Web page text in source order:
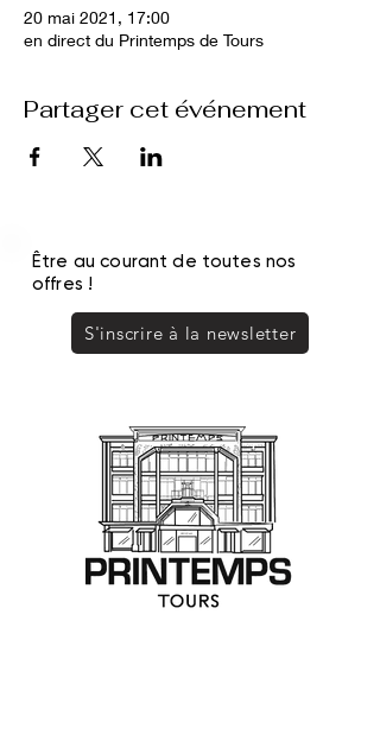
20 mai 2021, 17:00
en direct du Printemps de Tours
Partager cet événement
Être au courant de toutes nos
offres !
S'inscrire à la newsletter